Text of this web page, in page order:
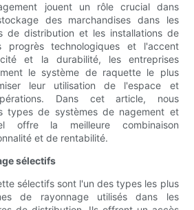
jouent un rôle crucial dans
des marchandises dans les
de distribution et les installations de
progrès technologiques et l'accent
et la durabilité, les entreprises
le système de raquette le plus
leur utilisation de l'espace et
Dans cet article, nous
types de systèmes de nagement et
offre la meilleure combinaison
et de rentabilité.
sélectifs
sélectifs sont l'un des types les plus
de rayonnage utilisés dans les